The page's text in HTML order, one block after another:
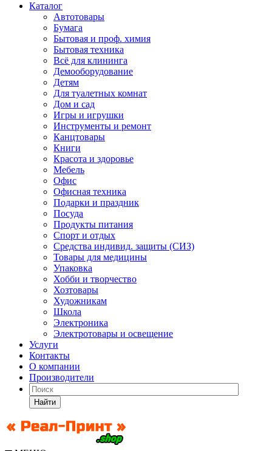
Каталог
Автотовары
Бумага
Бытовая и проф. химия
Бытовая техника
Всё для клининга
Демооборудование
Детям
Для туалетных комнат
Дом и сад
Игры и игрушки
Инструменты и ремонт
Канцтовары
Книги
Красота и здоровье
Мебель
Офис
Офисная техника
Подарки и праздник
Посуда
Продукты питания
Спорт и отдых
Средства индивид. защиты (СИЗ)
Товары для медицины
Упаковка
Хобби и творчество
Хозтовары
Художникам
Школа
Электроника
Электротовары и освещение
Услуги
Контакты
О компании
Производители
Найти